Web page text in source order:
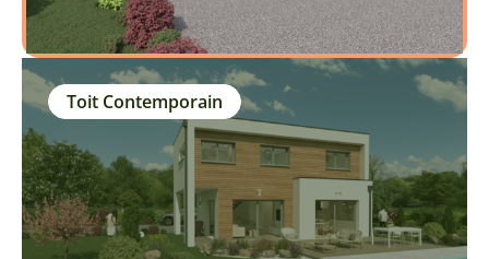
Toit Contemporain